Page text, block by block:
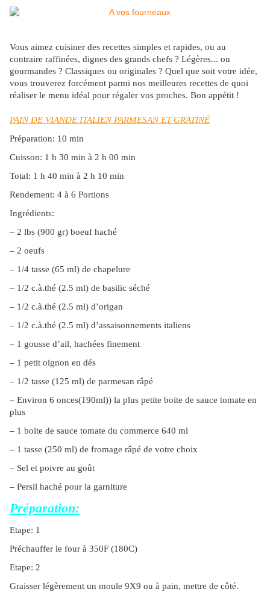
Vous aimez cuisiner des recettes simples et rapides, ou au
contraire raffinées, dignes des grands chefs ? Légères... ou
gourmandes ? Classiques ou originales ? Quel que soit votre idée,
vous trouverez forcément parmi nos meilleures recettes de quoi
réaliser le menu idéal pour régaler vos proches. Bon appétit !
PAIN DE VIANDE ITALIEN PARMESAN ET GRATINÉ
Préparation: 10 min
Cuisson: 1 h 30 min à 2 h 00 min
Total: 1 h 40 min à 2 h 10 min
Rendement: 4 à 6 Portions
Ingrédients:
– 2 lbs (900 gr) boeuf haché
– 2 oeufs
– 1/4 tasse (65 ml) de chapelure
– 1/2 c.à.thé (2.5 ml) de basilic séché
– 1/2 c.à.thé (2.5 ml) d’origan
– 1/2 c.à.thé (2.5 ml) d’assaisonnements italiens
– 1 gousse d’ail, hachées finement
– 1 petit oignon en dés
– 1/2 tasse (125 ml) de parmesan râpé
– Environ 6 onces(190ml)) la plus petite boite de sauce tomate en
plus
– 1 boite de sauce tomate du commerce 640 ml
– 1 tasse (250 ml) de fromage râpé de votre choix
– Sel et poivre au goût
– Persil haché pour la garniture
Préparation:
Etape: 1
Préchauffer le four à 350F (180C)
Etape: 2
Graisser légèrement un moule 9X9 ou à pain, mettre de côté.